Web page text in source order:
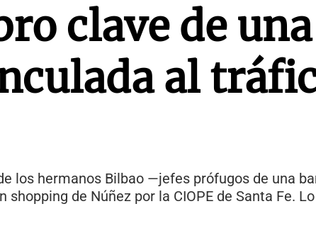
clave de una
al
los hermanos Bilbao —jefes prófugos de una
de Núñez por la CIOPE de Santa Fe.